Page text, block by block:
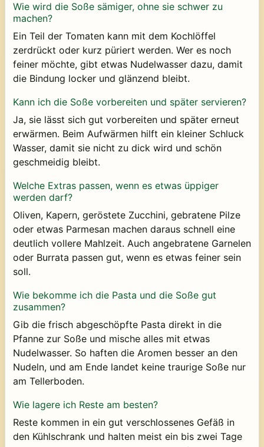
Wie wird die Soße sämiger, ohne sie schwer zu
machen?
Ein Teil der Tomaten kann mit dem Kochlöffel
zerdrückt oder kurz püriert werden. Wer es noch
feiner möchte, gibt etwas Nudelwasser dazu, damit
die Bindung locker und glänzend bleibt.
Kann ich die Soße vorbereiten und später servieren?
Ja, sie lässt sich gut vorbereiten und später erneut
erwärmen. Beim Aufwärmen hilft ein kleiner Schluck
Wasser, damit sie nicht zu dick wird und schön
geschmeidig bleibt.
Welche Extras passen, wenn es etwas üppiger
werden darf?
Oliven, Kapern, geröstete Zucchini, gebratene Pilze
oder etwas Parmesan machen daraus schnell eine
deutlich vollere Mahlzeit. Auch angebratene Garnelen
oder Burrata passen gut, wenn es etwas feiner sein
soll.
Wie bekomme ich die Pasta und die Soße gut
zusammen?
Gib die frisch abgeschöpfte Pasta direkt in die
Pfanne zur Soße und mische alles mit etwas
Nudelwasser. So haften die Aromen besser an den
Nudeln, und am Ende landet keine traurige Soße nur
am Tellerboden.
Wie lagere ich Reste am besten?
Reste kommen in ein gut verschlossenes Gefäß in
den Kühlschrank und halten meist ein bis zwei Tage